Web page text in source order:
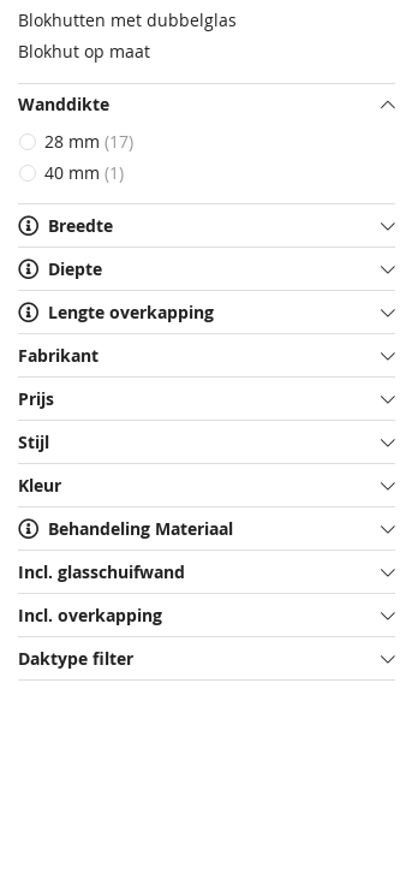
Blokhutten met dubbelglas
Blokhut op maat
Wanddikte
28 mm 17
40 mm 1
Breedte
Diepte
Lengte overkapping
Fabrikant
Prijs
Stijl
Kleur
Behandeling Materiaal
Incl. glasschuifwand
Incl. overkapping
Daktype filter